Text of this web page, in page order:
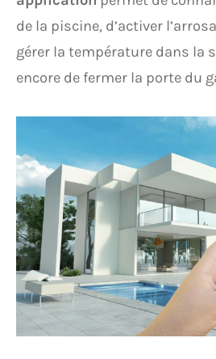
de la piscine, d’activer
gérer la température dans la
encore de fermer la porte du